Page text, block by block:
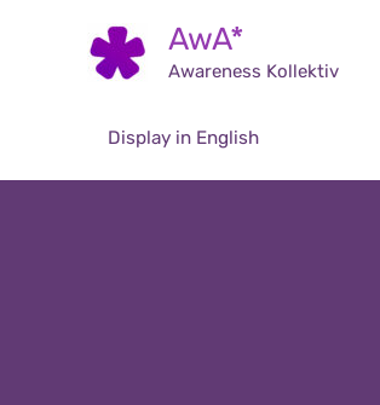
AwA*
Awareness Kollektiv
Display in English